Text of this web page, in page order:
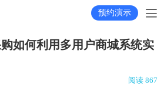
预约演示
如何利用多用户商城系统实
阅读 867